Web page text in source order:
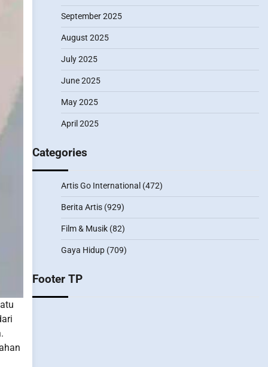
September 2025
August 2025
July 2025
June 2025
May 2025
April 2025
Categories
Artis Go International (472)
Berita Artis(929)
Film & Musik(82)
Gaya Hidup(709)
Footer TP